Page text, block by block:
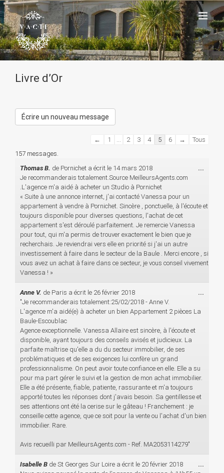
Passer
au
contenu
Livre d’Or
Navigation
liste
du
livre
d’or
← 1 ... 2 3 4 5 6 →
Tous
157 messages.
Thomas B. de Pornichet a écrit le 14 mars 2018
Je recommanderais totalement.Source MeilleursAgents.com
.L'agence m'a aidé à acheter un Studio à Pornichet
« Suite à une annonce internet, j'ai contacté Vanessa pour un
appartement à vendre à Pornichet. Sincère , ponctuelle, à l'écoute et
toujours disponible pour diverses questions, l'achat de cet
appartement s'est déroulé parfaitement. Je remercie Vanessa
pour tout, qui m'a permis de trouver exactement le bien que je
recherchais. Je reviendrai vers elle en priorité si j'ai un autre
investissement à faire dans le secteur de la Baule . Merci encore , si
vous avez un achat à faire dans ce secteur, je vous conseil vivement
Vanessa ! »
...
Anne V. de Paris a écrit le 26 février 2018
"Je recommanderais totalement:25/02/2018 - Anne V.
L'agence m'a aidé(e) à acheter un bien Appartement 2 pièces La
Baule-Escoublac
Agence exceptionnelle. Vanessa Allaire est sincère, à l'écoute et
disponible, ayant toujours des conseils avisés et judicieux. La
parfaite maîtrise qu'elle a du du secteur immobilier, de ses
problématiques et de ses exigences lui confère un grand
professionnalisme. On peut avoir toute confiance en elle. Elle a su
pour ma part gérer le suivi et la gestion de mon achat immobilier.
Elle a été présente, fiable, patiente, rassurante et m'a toujours
apporté toutes les réponses dont j'avais besoin. Sa gentillesse et
ses attentions ont été la cerise sur le gâteau ! Franchement : je
conseille cette agence, que ce soit pour la vente ou l'achat d'un bien
immobilier. Rare.
Avis recueilli par MeilleursAgents.com - Ref. MA2053114279"
...
Isabelle B de St Georges Sur Loire a écrit le 20 février 2018
...